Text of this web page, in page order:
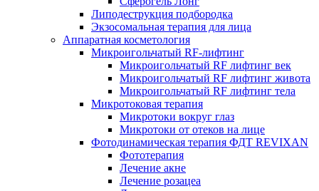
Липодеструкция подбородка
Экзосомальная терапия для лица
Аппаратная косметология
Микроигольчатый RF-лифтинг
Микроигольчатый RF лифтинг век
Микроигольчатый RF лифтинг живота
Микроигольчатый RF лифтинг тела
Микротоковая терапия
Микротоки вокруг глаз
Микротоки от отеков на лице
Фотодинамическая терапия ФДТ REVIXAN
Фототерапия
Лечение акне
Лечение розацеа